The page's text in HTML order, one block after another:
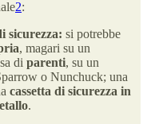
2:
sicurezza: si potrebbe
, magari su un
di parenti, su un
o Nunchuck; una
cassetta di sicurezza in
.